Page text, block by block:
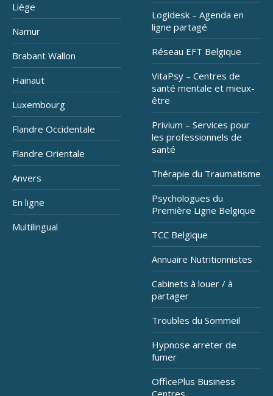
Liège
Namur
Brabant Wallon
Hainaut
Luxembourg
Flandre Occidentale
Flandre Orientale
Anvers
En ligne
Multilingual
Logidesk – Agenda en
ligne partagé
Réseau EFT Belgique
VitaPsy – Centres de
santé mentale et mieux-
être
Privium – Services pour
les professionnels de
santé
Thérapie du Traumatisme
Psychologues du
Première Ligne Belgique
TCC Belgique
Annuaire Nutritionnistes
Cabinets à louer / à
partager
Troubles du Sommeil
Hypnose arreter de
fumer
OfficePlus Business